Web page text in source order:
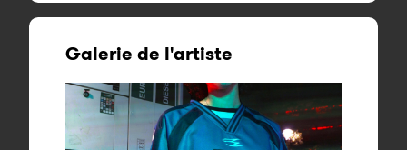
Galerie de l'artiste